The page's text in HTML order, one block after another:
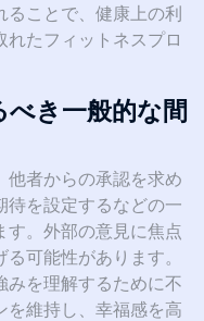
ることで、健康上の利
たフィットネスプロ
べき一般的な間
他者からの承認を求め
待を設定するなどの一
す。外部の意見に焦点
可能性があります。
みを理解するために不
を維持し、幸福感を高